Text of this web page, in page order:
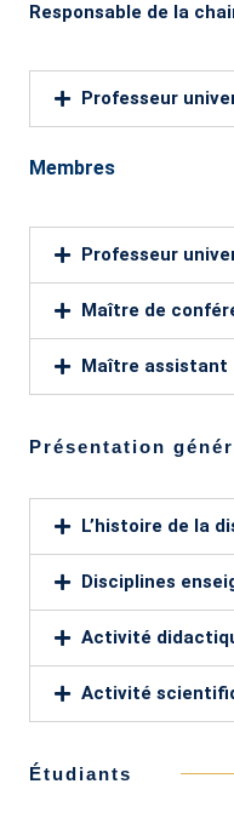
Responsable de la
Professeur
Membres
Professeur
Maître de
Maître assistant
Présentation
L’histoire de la
Disciplines
Activité
Activité
Étudiants